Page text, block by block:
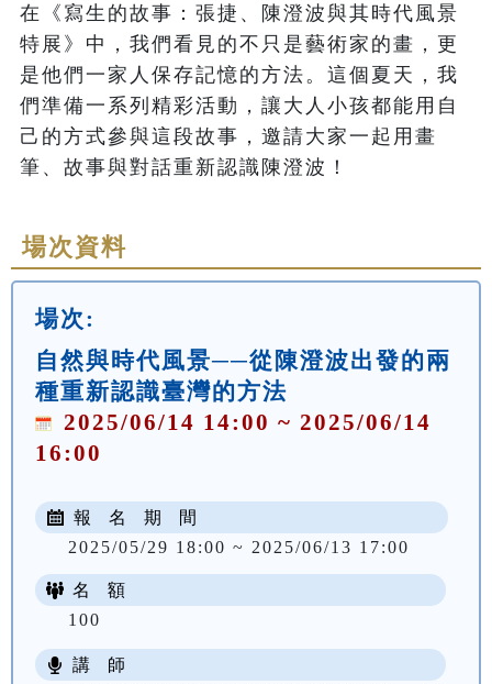
在《寫生的故事：張捷、陳澄波與其時代風景
特展》中，我們看見的不只是藝術家的畫，更
是他們一家人保存記憶的方法。這個夏天，我
們準備一系列精彩活動，讓大人小孩都能用自
己的方式參與這段故事，邀請大家一起用畫
筆、故事與對話重新認識陳澄波！
場次資料
場次:
自然與時代風景──從陳澄波出發的兩
種重新認識臺灣的方法
2025/06/14 14:00 ~ 2025/06/14
16:00
報 名 期 間
2025/05/29 18:00 ~ 2025/06/13 17:00
名 額
100
講 師